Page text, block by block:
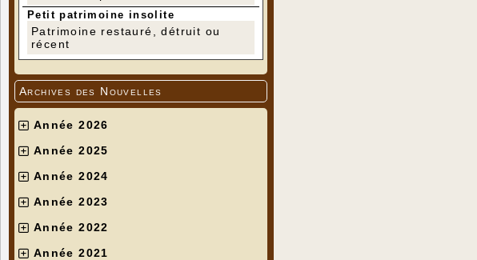
Petit patrimoine insolite
Patrimoine restauré, détruit ou
récent
Archives des Nouvelles
Année 2026
Année 2025
Année 2024
Année 2023
Année 2022
Année 2021